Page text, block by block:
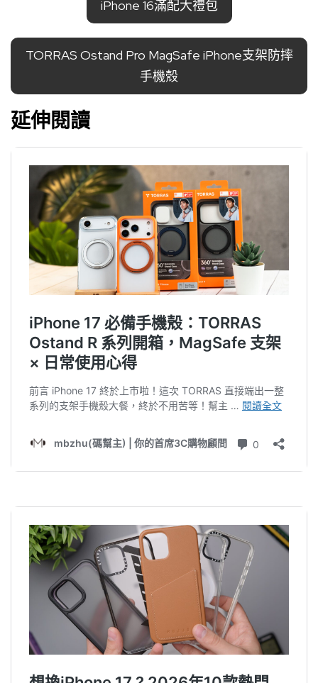
iPhone 16滿配大禮包
TORRAS Ostand Pro MagSafe iPhone支架防摔
手機殼
延伸閱讀